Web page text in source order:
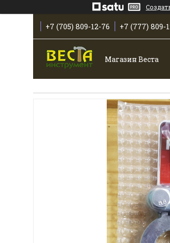
+7 (705) 809-12-76 +7 (777) 809-
Магазин Веста